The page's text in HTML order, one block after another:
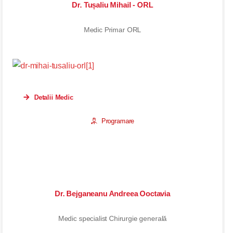
Dr. Tușaliu Mihail - ORL
Medic Primar ORL
Detalii Medic
Programare
Dr. Bejganeanu Andreea Ooctavia
Medic specialist Chirurgie generală